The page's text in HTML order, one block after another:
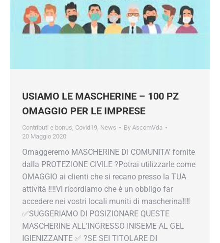
USIAMO LE MASCHERINE – 100 PZ
OMAGGIO PER LE IMPRESE
Contributi e bonus, Covid19, News By AscomVda
20 Maggio 2020
Omaggeremo MASCHERINE DI COMUNITA’ fornite
dalla PROTEZIONE CIVILE ?Potrai utilizzarle come
OMAGGIO ai clienti che si recano presso la TUA
attività ‼️‼️Vi ricordiamo che è un obbligo far
accedere nei vostri locali muniti di mascherina‼️‼️
✅SUGGERIAMO DI POSIZIONARE QUESTE
MASCHERINE ALL’INGRESSO INISEME AL GEL
IGIENIZZANTE ✅ ?SE SEI TITOLARE DI